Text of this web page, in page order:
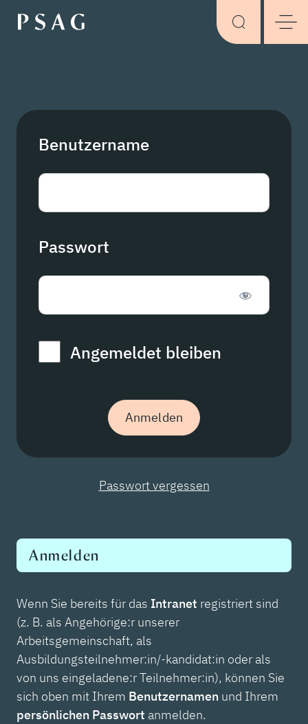
Benutzername
Passwort
Angemeldet bleiben
Passwort vergessen
Anmelden
Wenn Sie bereits für das Intranet registriert sind
(z. B. als Angehörige:r unserer
Arbeitsgemeinschaft, als
Ausbildungsteilnehmer:in/-kandidat:in oder als
von uns eingeladene:r Teilnehmer:in), können Sie
sich oben mit Ihrem Benutzernamen und Ihrem
persönlichen Passwort anmelden.